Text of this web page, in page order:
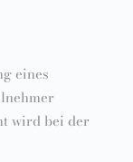
eines
wird bei der